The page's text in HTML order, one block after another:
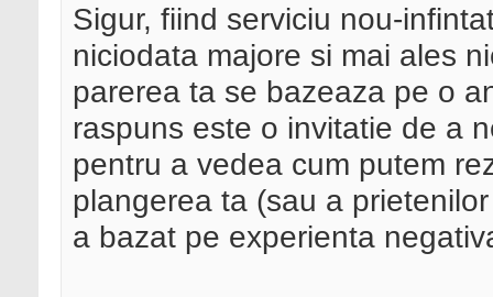
Sigur, fiind serviciu nou-
niciodata majore si mai ales
parerea ta se bazeaza pe o
raspuns este o invitatie de a
pentru a vedea cum putem
plangerea ta (sau a
a bazat pe experienta